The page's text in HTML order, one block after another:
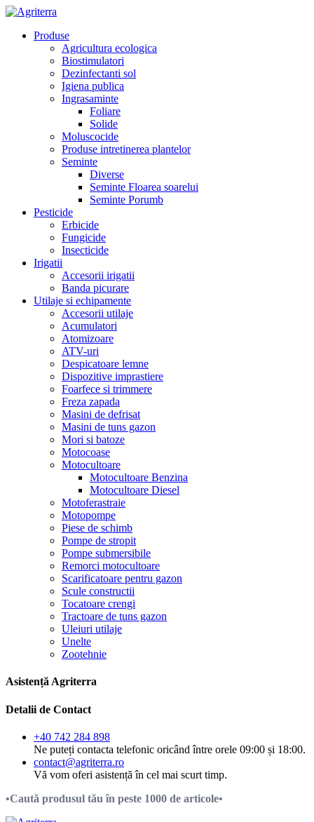
Produse
Agricultura ecologica
Biostimulatori
Dezinfectanti sol
Igiena publica
Ingrasaminte
Foliare
Solide
Moluscocide
Produse intretinerea plantelor
Seminte
Diverse
Seminte Floarea soarelui
Seminte Porumb
Pesticide
Erbicide
Fungicide
Insecticide
Irigatii
Accesorii irigatii
Banda picurare
Utilaje si echipamente
Accesorii utilaje
Acumulatori
Atomizoare
ATV-uri
Despicatoare lemne
Dispozitive imprastiere
Foarfece si trimmere
Freza zapada
Masini de defrisat
Masini de tuns gazon
Mori si batoze
Motocoase
Motocultoare
Motocultoare Benzina
Motocultoare Diesel
Motoferastraie
Motopompe
Piese de schimb
Pompe de stropit
Pompe submersibile
Remorci motocultoare
Scarificatoare pentru gazon
Scule constructii
Tocatoare crengi
Tractoare de tuns gazon
Uleiuri utilaje
Unelte
Zootehnie
Asistență Agriterra
Detalii de Contact
+40 742 284 898
Ne puteți contacta telefonic oricând între orele 09:00 și 18:00.
contact@agriterra.ro
Vă vom oferi asistență în cel mai scurt timp.
•Caută produsul tău în peste 1000 de articole•